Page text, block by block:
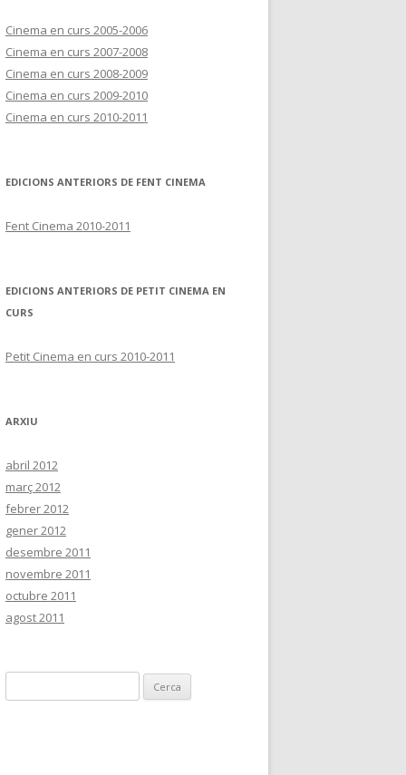
Cinema en curs 2005-2006
Cinema en curs 2007-2008
Cinema en curs 2008-2009
Cinema en curs 2009-2010
Cinema en curs 2010-2011
EDICIONS ANTERIORS DE FENT CINEMA
Fent Cinema 2010-2011
EDICIONS ANTERIORS DE PETIT CINEMA EN
CURS
Petit Cinema en curs 2010-2011
ARXIU
abril 2012
març 2012
febrer 2012
gener 2012
desembre 2011
novembre 2011
octubre 2011
agost 2011
e